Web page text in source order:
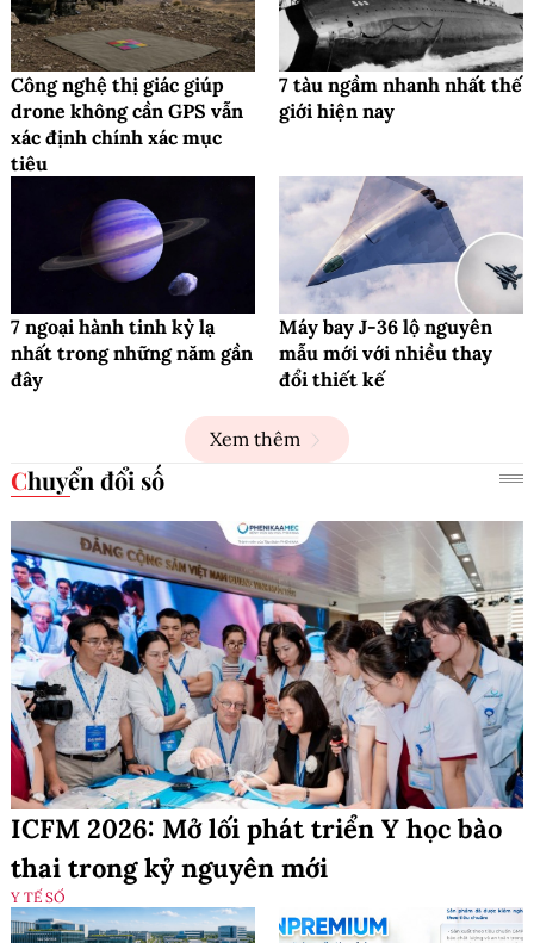
Công nghệ thị giác giúp
drone không cần GPS vẫn
xác định chính xác mục
tiêu
7 tàu ngầm nhanh nhất thế
giới hiện nay
7 ngoại hành tinh kỳ lạ
nhất trong những năm gần
đây
Máy bay J-36 lộ nguyên
mẫu mới với nhiều thay
đổi thiết kế
Xem thêm
Chuyển đổi số
ICFM 2026: Mở lối phát triển Y học bào
thai trong kỷ nguyên mới
Y TẾ SỐ